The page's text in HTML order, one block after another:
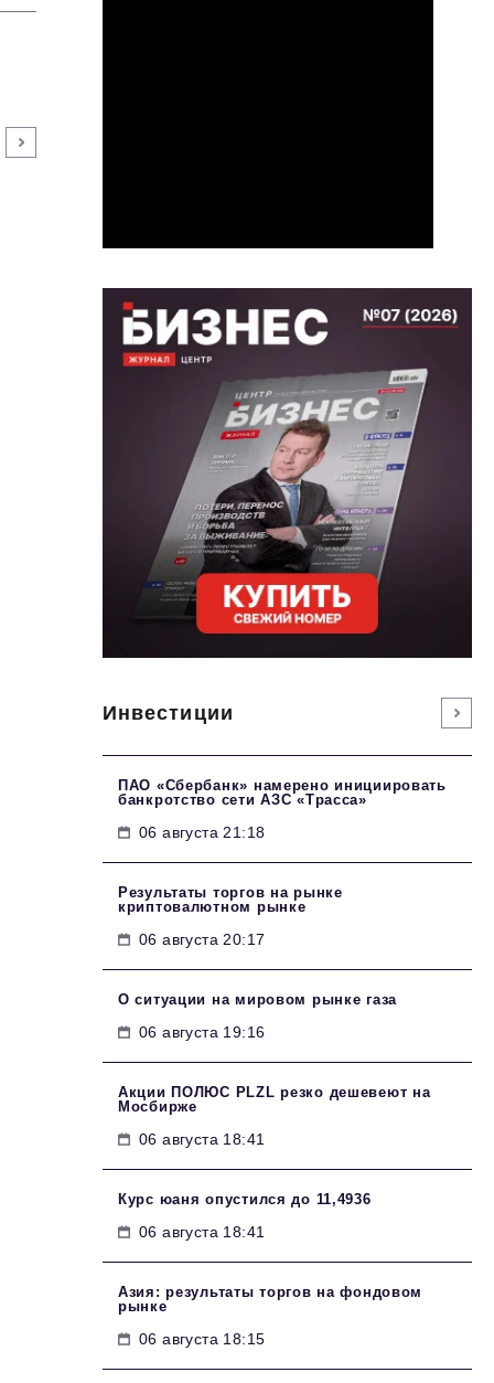
Инвестиции
ПАО «Сбербанк» намерено инициировать
банкротство сети АЗС «Трасса»
06 августа 21:18
Результаты торгов на рынке
криптовалютном рынке
06 августа 20:17
О ситуации на мировом рынке газа
06 августа 19:16
Акции ПОЛЮС PLZL резко дешевеют на
Мосбирже
06 августа 18:41
Курс юаня опустился до 11,4936
06 августа 18:41
Азия: результаты торгов на фондовом
рынке
06 августа 18:15